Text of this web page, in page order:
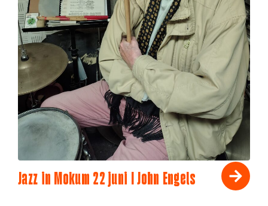
Jazz in Mokum 22 juni I John Engels